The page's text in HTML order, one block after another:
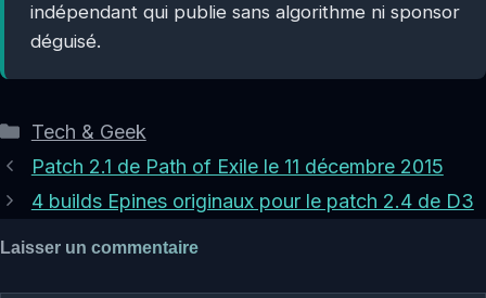
indépendant qui publie sans algorithme ni sponsor
déguisé.
Catégories
Tech & Geek
Patch 2.1 de Path of Exile le 11 décembre 2015
4 builds Epines originaux pour le patch 2.4 de D3
Laisser un commentaire